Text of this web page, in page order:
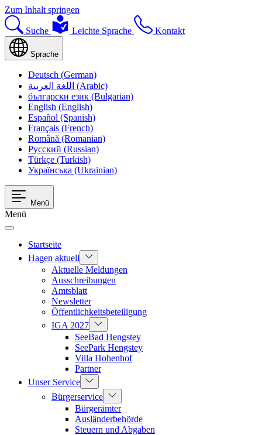
Zum Inhalt springen
Suche Leichte Sprache Kontakt
Sprache
Deutsch (German)
اللغة العربية (Arabic)
български език (Bulgarian)
English (English)
Español (Spanish)
Français (French)
Română (Romanian)
Русский (Russian)
Türkçe (Turkish)
Українська (Ukrainian)
Menü
Menü
Startseite
Hagen aktuell
Aktuelle Meldungen
Ausschreibungen
Amtsblatt
Newsletter
Öffentlichkeitsbeteiligung
IGA 2027
SeeBad Hengstey
SeePark Hengstey
Villa Hohenhof
Partner
Unser Service
Bürgerservice
Bürgerämter
Ausländerbehörde
Steuern und Abgaben